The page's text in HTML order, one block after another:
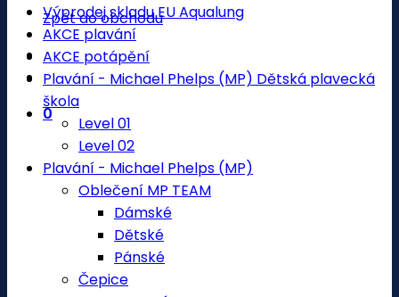
Zpět do obchodu
0
Výprodej skladu EU Aqualung
AKCE plavání
AKCE potápění
Plavání - Michael Phelps (MP) Dětská plavecká
škola
Level 01
Level 02
Plavání - Michael Phelps (MP)
Oblečení MP TEAM
Dámské
Dětské
Pánské
Čepice